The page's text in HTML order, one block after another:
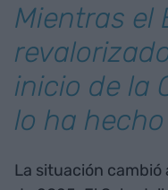
Mientras el
inicio de la
lo ha
La situación